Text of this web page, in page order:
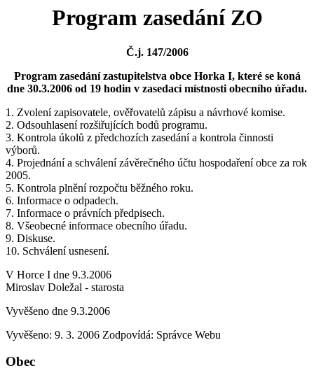
Program zasedání ZO
Č.j. 147/2006
Program zasedání zastupitelstva obce Horka I, které se koná
dne 30.3.2006 od 19 hodin v zasedací místnosti obecního úřadu.
1. Zvolení zapisovatele, ověřovatelů zápisu a návrhové komise.
2. Odsouhlasení rozšiřujících bodů programu.
3. Kontrola úkolů z předchozích zasedání a kontrola činnosti
výborů.
4. Projednání a schválení závěrečného účtu hospodaření obce za rok
2005.
5. Kontrola plnění rozpočtu běžného roku.
6. Informace o odpadech.
7. Informace o právních předpisech.
8. Všeobecné informace obecního úřadu.
9. Diskuse.
10. Schválení usnesení.
V Horce I dne 9.3.2006
Miroslav Doležal - starosta
Vyvěšeno dne 9.3.2006
Vyvěšeno: 9. 3. 2006 Zodpovídá: Správce Webu
Obec